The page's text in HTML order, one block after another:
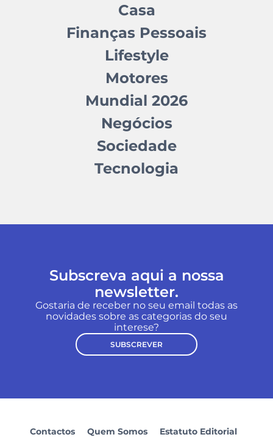
Casa
Finanças Pessoais
Lifestyle
Motores
Mundial 2026
Negócios
Sociedade
Tecnologia
Subscreva aqui a nossa
newsletter.
Gostaria de receber no seu email todas as
novidades sobre as categorias do seu
interese?
SUBSCREVER
Contactos Quem Somos Estatuto Editorial